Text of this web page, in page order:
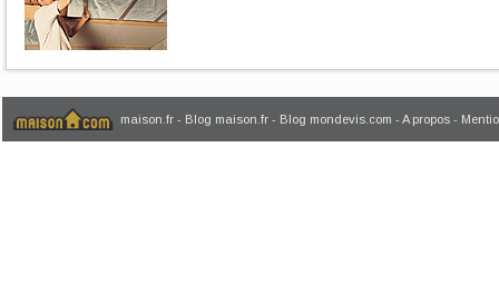
maison.fr - Blog maison.fr - Blog mondevis.com - A propos -